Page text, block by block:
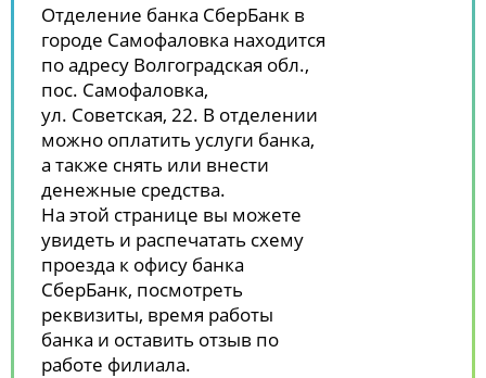
Отделение банка СберБанк в
городе Самофаловка находится
по адресу Волгоградская обл.,
пос. Самофаловка,
ул. Советская, 22. В отделении
можно оплатить услуги банка,
а также снять или внести
денежные средства.
На этой странице вы можете
увидеть и распечатать схему
проезда к офису банка
СберБанк, посмотреть
реквизиты, время работы
банка и оставить отзыв по
работе филиала.